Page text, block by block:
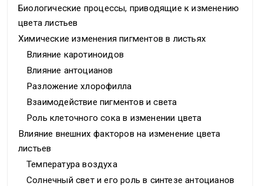
Биологические процессы, приводящие к изменению
цвета листьев
Химические изменения пигментов в листьях
Влияние каротиноидов
Влияние антоцианов
Разложение хлорофилла
Взаимодействие пигментов и света
Роль клеточного сока в изменении цвета
Влияние внешних факторов на изменение цвета
листьев
Температура воздуха
Солнечный свет и его роль в синтезе антоцианов